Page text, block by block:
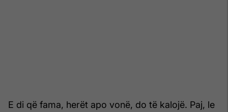
E di që fama, herët apo vonë, do të kalojë. Paj, le